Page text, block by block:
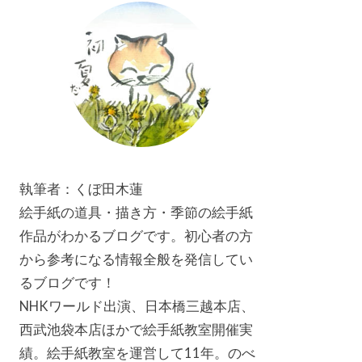
執筆者：くぼ田木蓮
絵手紙の道具・描き方・季節の絵手紙
作品がわかるブログです。初心者の方
から参考になる情報全般を発信してい
るブログです！
NHKワールド出演、日本橋三越本店、
西武池袋本店ほかで絵手紙教室開催実
績。絵手紙教室を運営して11年。のべ